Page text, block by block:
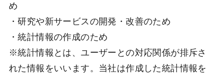
め
・研究や新サービスの開発・改善のため
・統計情報の作成のため
※統計情報とは、ユーザーとの対応関係が排斥さ
れた情報をいいます。当社は作成した統計情報を